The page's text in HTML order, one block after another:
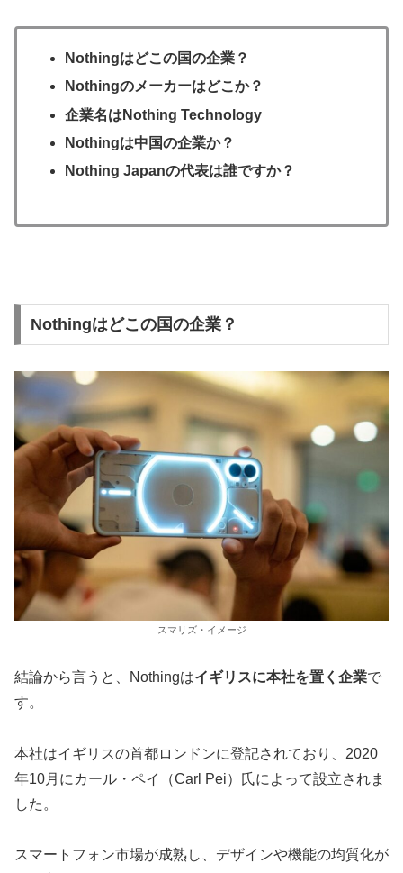
Nothingはどこの国の企業？
Nothingのメーカーはどこか？
企業名はNothing Technology
Nothingは中国の企業か？
Nothing Japanの代表は誰ですか？
Nothingはどこの国の企業？
スマリズ・イメージ
結論から言うと、Nothingはイギリスに本社を置く企業で
す。
本社はイギリスの首都ロンドンに登記されており、2020
年10月にカール・ペイ（Carl Pei）氏によって設立されま
した。
スマートフォン市場が成熟し、デザインや機能の均質化が